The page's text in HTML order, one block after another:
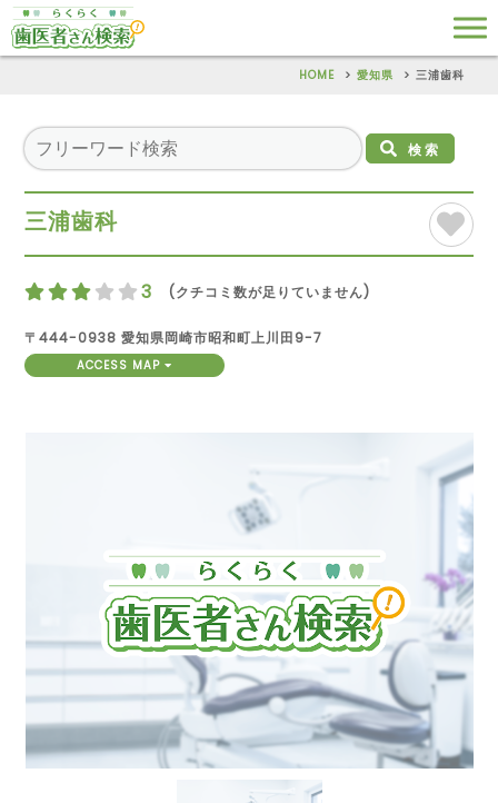
HOME 愛知県 三浦歯科
検索
三浦歯科
3 (クチコミ数が足りていません)
〒444-0938 愛知県岡崎市昭和町上川田9-7
ACCESS MAP